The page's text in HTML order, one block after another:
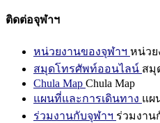
ติดต่อจุฬาฯ
หน่วยงานของจุฬาฯ หน่วย
สมุดโทรศัพท์ออนไลน์ สมุ
Chula Map Chula Map
แผนที่และการเดินทาง แผ
ร่วมงานกับจุฬาฯ ร่วมงาน